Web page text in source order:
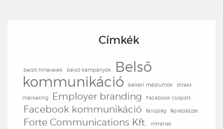
Címkék
belső hírlevelek belső kampányok
Belső
kommunikáció
beltéri médiumok direkt
marketing Employer branding Facebook csoport
Facebook kommunikáció faliújság fejvadászat
Forte Communications Kft. intranet